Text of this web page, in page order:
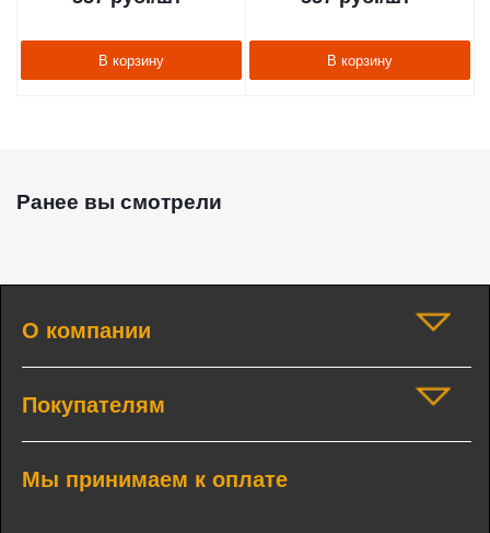
В корзину В корзину
Ранее вы смотрели
О компании
Покупателям
Мы принимаем к оплате